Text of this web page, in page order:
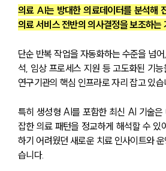
의료 AI는 방대한 의료데이터를 분석해
의료 서비스 전반의 의사결정을 보조하는
단순 반복 작업을 자동화하는 수준을 넘
석, 임상 프로세스 지원 등 고도화된 기
연구기관의 핵심 인프라로 자리 잡고 있습
특히 생성형 AI를 포함한 최신 AI 기술은
잡한 의료 패턴을 정교하게 해석할 수 있
하기 어려웠던 새로운 치료 인사이트와
습니다.